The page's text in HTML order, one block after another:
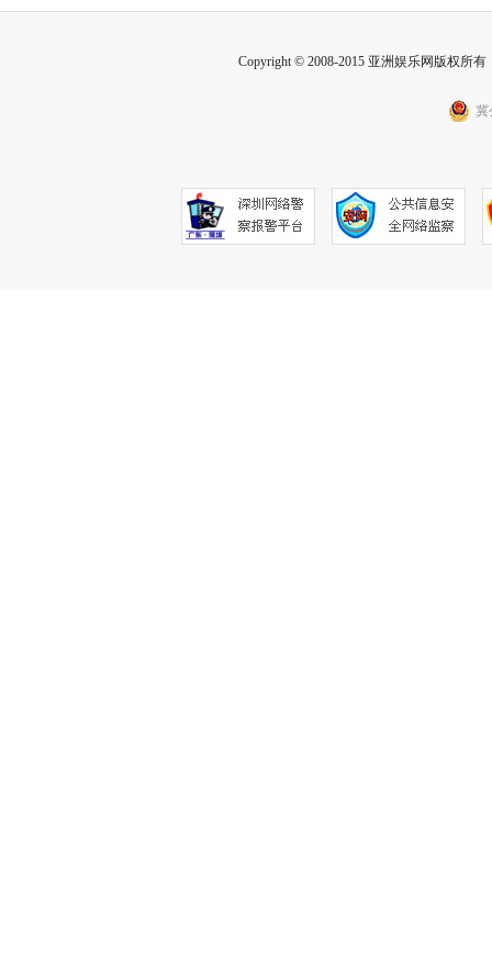
Copyright © 2008-2015 亚洲娱乐网版权所
冀